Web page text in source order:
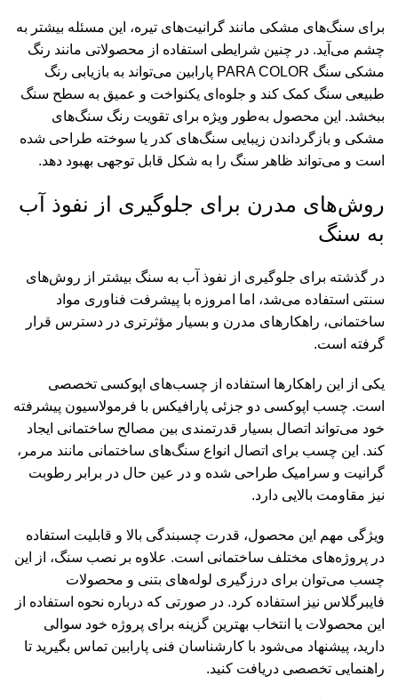
برای سنگ‌های مشکی مانند گرانیت‌های تیره، این مسئله بیشتر به
چشم می‌آید. در چنین شرایطی استفاده از محصولاتی مانند رنگ
مشکی سنگ PARA COLOR پارابین می‌تواند به بازیابی رنگ
طبیعی سنگ کمک کند و جلوه‌ای یکنواخت و عمیق به سطح سنگ
ببخشد. این محصول به‌طور ویژه برای تقویت رنگ سنگ‌های
مشکی و بازگرداندن زیبایی سنگ‌های کدر یا سوخته طراحی شده
است و می‌تواند ظاهر سنگ را به شکل قابل توجهی بهبود دهد.
روش‌های مدرن برای جلوگیری از نفوذ آب
به سنگ
در گذشته برای جلوگیری از نفوذ آب به سنگ بیشتر از روش‌های
سنتی استفاده می‌شد، اما امروزه با پیشرفت فناوری مواد
ساختمانی، راهکارهای مدرن و بسیار مؤثرتری در دسترس قرار
گرفته است.
یکی از این راهکارها استفاده از چسب‌های اپوکسی تخصصی
است. چسب اپوکسی دو جزئی پارافیکس با فرمولاسیون پیشرفته
خود می‌تواند اتصال بسیار قدرتمندی بین مصالح ساختمانی ایجاد
کند. این چسب برای اتصال انواع سنگ‌های ساختمانی مانند مرمر،
گرانیت و سرامیک طراحی شده و در عین حال در برابر رطوبت
نیز مقاومت بالایی دارد.
ویژگی مهم این محصول، قدرت چسبندگی بالا و قابلیت استفاده
در پروژه‌های مختلف ساختمانی است. علاوه بر نصب سنگ، از این
چسب می‌توان برای درزگیری لوله‌های بتنی و محصولات
فایبرگلاس نیز استفاده کرد. در صورتی که درباره نحوه استفاده از
این محصولات یا انتخاب بهترین گزینه برای پروژه خود سوالی
دارید، پیشنهاد می‌شود با کارشناسان فنی پارابین تماس بگیرید تا
راهنمایی تخصصی دریافت کنید.